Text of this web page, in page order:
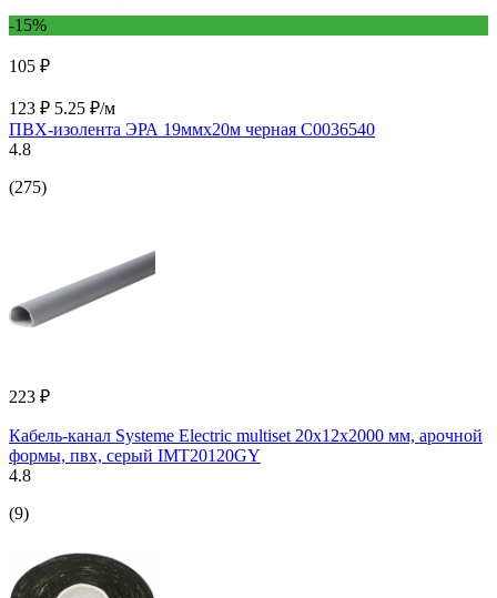
-15%
105 ₽
123 ₽ 5.25 ₽/м
ПВХ-изолента ЭРА 19ммх20м черная C0036540
4.8
(275)
223 ₽
Кабель-канал Systeme Electric multiset 20x12x2000 мм, арочной
формы, пвх, серый IMT20120GY
4.8
(9)